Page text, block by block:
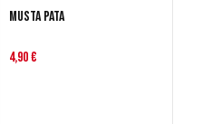
Musta pata
4,90 €